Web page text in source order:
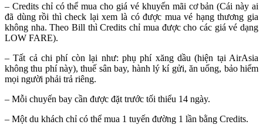
– Credits chỉ có thể mua cho giá vé khuyến mãi cơ bản (Cái này ai
đã dùng rồi thì check lại xem là có được mua vé hạng thương gia
không nha. Theo Bill thì Credits chỉ mua được cho các giá vé dạng
LOW FARE).
– Tất cả chi phí còn lại như: phụ phí xăng dầu (hiện tại AirAsia
không thu phí này), thuế sân bay, hành lý kí gửi, ăn uống, bảo hiểm
mọi người phải trả riêng.
– Mỗi chuyến bay cần được đặt trước tối thiểu 14 ngày.
– Một du khách chỉ có thể mua 1 tuyến đường 1 lần bằng Credits.